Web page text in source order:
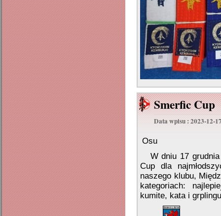
Smerfic Cup
Data wpisu : 2023-12-
Osu
W dniu 17 grudnia
Cup dla
naszego klubu,
kategoriach:
kumite, kata i